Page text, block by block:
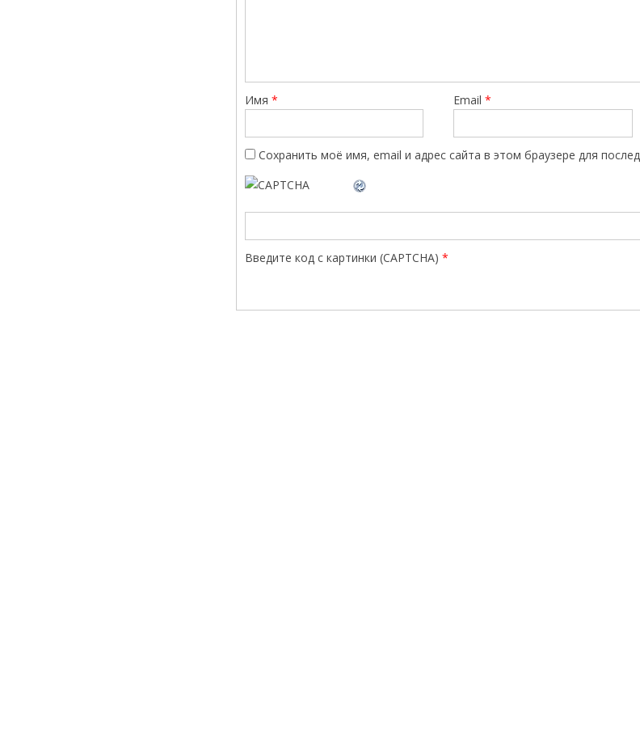
Имя * Email*
Сохранить моё имя, email и адрес сайта в этом браузере для
Введите код с картинки (CAPTCHA) *